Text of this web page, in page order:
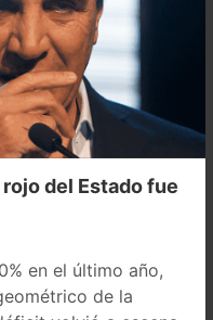
del Estado fue
en el último año,
de la